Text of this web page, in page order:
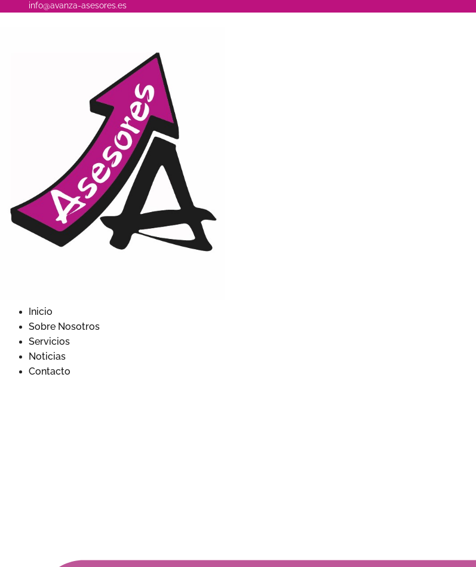
info@avanza-asesores.es
Inicio
Sobre Nosotros
Servicios
Noticias
Contacto